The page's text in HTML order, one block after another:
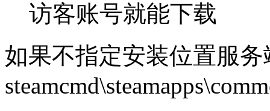
访客账号就能下载
如果不指定安装位置服